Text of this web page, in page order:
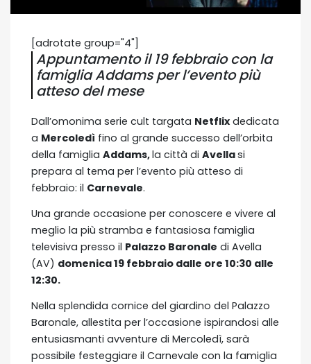
[adrotate group="4"]
Appuntamento il 19 febbraio con la
famiglia Addams per l’evento più
atteso del mese
Dall’omonima serie cult targata Netflix dedicata
a Mercoledì fino al grande successo dell’orbita
della famiglia Addams,la città di Avellasi
prepara al tema per l’evento più atteso di
febbraio: il Carnevale.
Una grande occasione per conoscere e vivere al
meglio la più stramba e fantasiosa famiglia
televisiva presso il Palazzo Baronale di Avella
(AV) domenica 19 febbraio dalle ore 10:30 alle
12:30.
Nella splendida cornice del giardino del Palazzo
Baronale, allestita per l’occasione ispirandosi alle
entusiasmanti avventure di Mercoledì, sarà
possibile festeggiare il Carnevale con la famiglia